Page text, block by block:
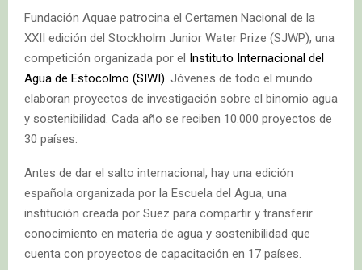
Fundación Aquae patrocina el Certamen Nacional de la
XXII edición del Stockholm Junior Water Prize (SJWP), una
competición organizada por el Instituto Internacional del
Agua de Estocolmo (SIWI). Jóvenes de todo el mundo
elaboran proyectos de investigación sobre el binomio agua
y sostenibilidad. Cada año se reciben 10.000 proyectos de
30 países.
Antes de dar el salto internacional, hay una edición
española organizada por la Escuela del Agua, una
institución creada por Suez para compartir y transferir
conocimiento en materia de agua y sostenibilidad que
cuenta con proyectos de capacitación en 17 países.